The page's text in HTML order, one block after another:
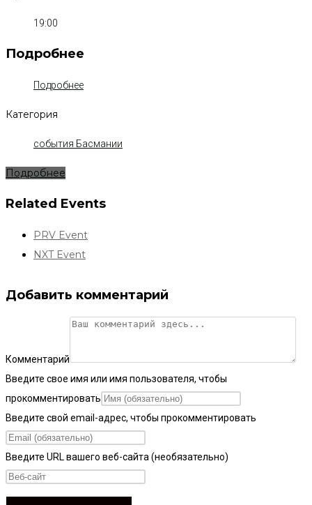
19:00
Подробнее
Подробнее
Категория
события Басмании
Подробнее
Related Events
PRV Event
NXT Event
Добавить комментарий
Комментарий
Введите свое имя или имя пользователя, чтобы
прокомментировать
Введите свой email-адрес, чтобы прокомментировать
Введите URL вашего веб-сайта (необязательно)